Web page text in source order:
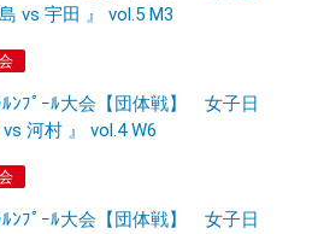
vs 宇田 』 vol.5 M3
ﾝﾌﾟｰﾙ大会【団体戦】 女子日
河村 』 vol.4 W6
ﾝﾌﾟｰﾙ大会【団体戦】 女子日